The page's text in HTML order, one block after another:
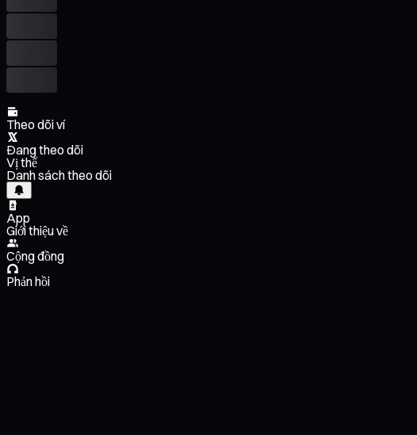
Theo dõi ví
Đang theo dõi
Vị thế
Danh sách theo dõi
App
Giới thiệu về
Cộng đồng
Phản hồi